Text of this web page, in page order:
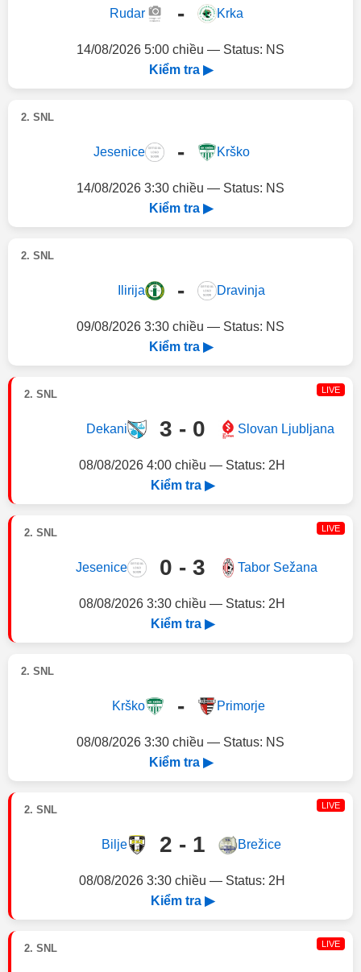
Rudar - Krka
14/08/2026 5:00 chiều — Status: NS
Kiểm tra ▶
2. SNL
Jesenice - Krško
14/08/2026 3:30 chiều — Status: NS
Kiểm tra ▶
2. SNL
Ilirija - Dravinja
09/08/2026 3:30 chiều — Status: NS
Kiểm tra ▶
2. SNL LIVE
Dekani 3 - 0 Slovan Ljubljana
08/08/2026 4:00 chiều — Status: 2H
Kiểm tra ▶
2. SNL LIVE
Jesenice 0 - 3 Tabor Sežana
08/08/2026 3:30 chiều — Status: 2H
Kiểm tra ▶
2. SNL
Krško - Primorje
08/08/2026 3:30 chiều — Status: NS
Kiểm tra ▶
2. SNL LIVE
Bilje 2 - 1 Brežice
08/08/2026 3:30 chiều — Status: 2H
Kiểm tra ▶
2. SNL LIVE